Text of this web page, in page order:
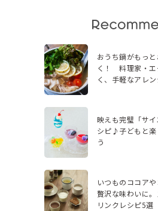
おうち鍋がもっ
く！ 料理家・エ
く、手軽なアレ
映えも完璧「サ
シピ♪子どもと楽
う
いつものココア
贅沢な味わいに
リンクレシピ5選